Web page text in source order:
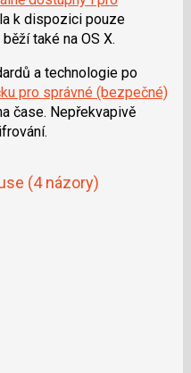
k dispozici pouze
také na OS X.
a technologie po
pro správné (bezpečné)
čase. Nepřekvapivě
(4 názory)